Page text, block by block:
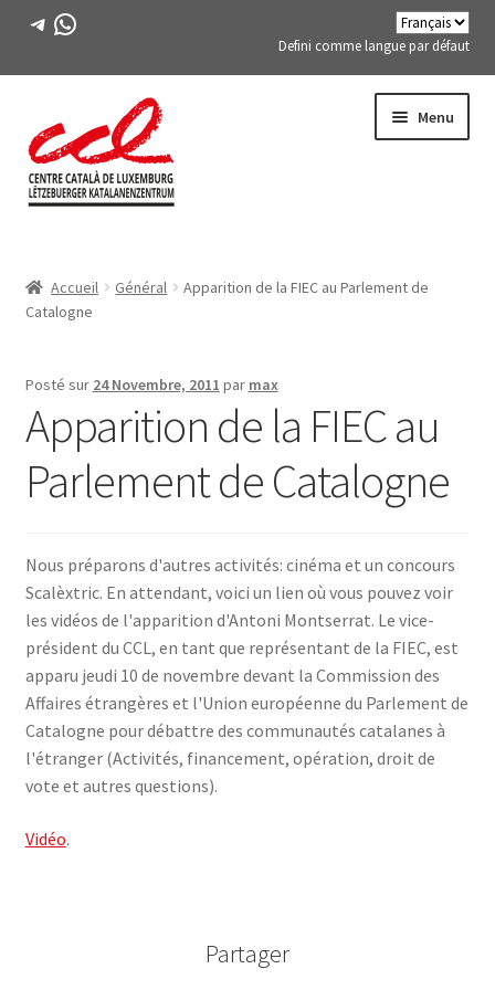
Télégramme
WhatsApp
Defini comme langue par défaut
la
navigation
au
contenu
Menu
ACTIVITÉS
MEMBRES DE FES-TE
LIVRE
Accueil Général
Apparition de la FIEC au Parlement de
Catalogne
Posté sur 24 Novembre, 2011 par max
Apparition de la FIEC au
Parlement de Catalogne
Nous préparons d'autres activités: cinéma et un concours
Scalèxtric. En attendant, voici un lien où vous pouvez voir
les vidéos de l'apparition d'Antoni Montserrat. Le vice-
président du CCL, en tant que représentant de la FIEC, est
apparu jeudi 10 de novembre devant la Commission des
Affaires étrangères et l'Union européenne du Parlement de
Catalogne pour débattre des communautés catalanes à
l'étranger (Activités, financement, opération, droit de
vote et autres questions).
Vidéo.
Partager